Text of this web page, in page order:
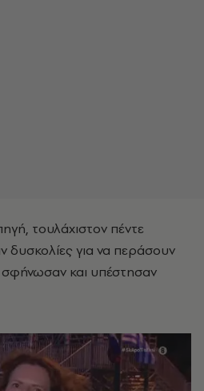
τουλάχιστον πέντε
δυσκολίες για να περάσουν
και υπέστησαν